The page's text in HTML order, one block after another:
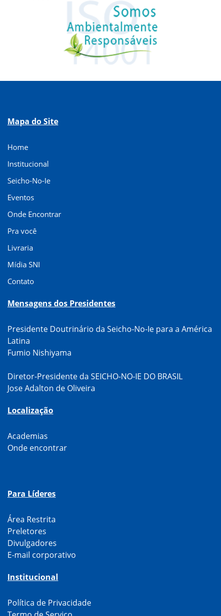
Mapa do Site
Home
Institucional
Seicho-No-Ie
Eventos
Onde Encontrar
Pra você
Livraria
Mídia SNI
Contato
Mensagens dos Presidentes
Presidente Doutrinário da Seicho-No-Ie para a América
Latina
Fumio Nishiyama
Diretor-Presidente da SEICHO-NO-IE DO BRASIL
Jose Adalton de Oliveira
Localização
Academias
Onde encontrar
Para Líderes
Área Restrita
Preletores
Divulgadores
E-mail corporativo
Institucional
Política de Privacidade